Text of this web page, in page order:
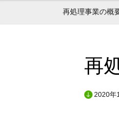
再処理事業の概
再
2020年